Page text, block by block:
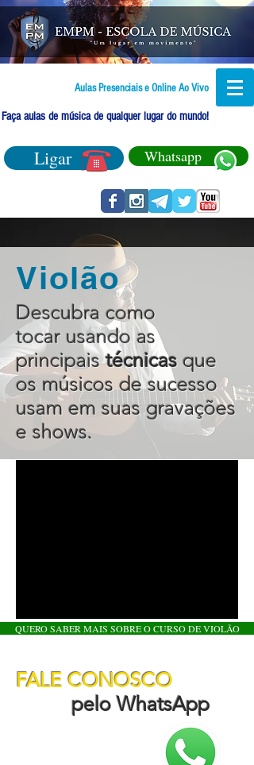
Aulas Presenciais e Online Ao Vivo
Faça aulas de música de qualquer lugar do mundo!
Ligar Whatsapp
Violão
Descubra como
tocar usando as
principaistécnicas que
os músicos de sucesso
usam em suas gravações
e shows.
QUERO SABER MAIS SOBRE O CURSO DE VIOLÃO
FALE CONOSCO
pelo WhatsApp